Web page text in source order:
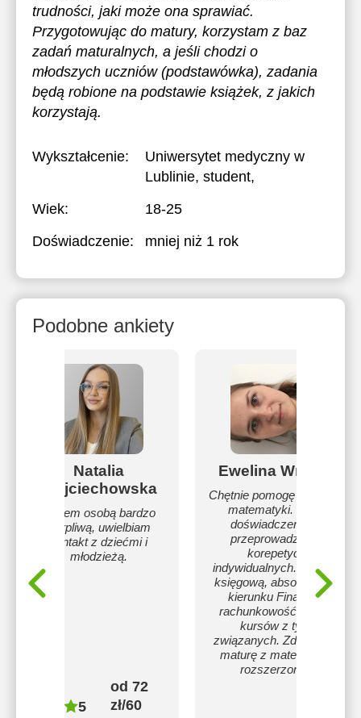
trudności, jaki może ona sprawiać.
Przygotowując do matury, korzystam z baz
zadań maturalnych, a jeśli chodzi o
młodszych uczniów (podstawówka), zadania
będą robione na podstawie książek, z jakich
korzystają.
Wykształcenie:
Uniwersytet medyczny w
Lublinie, student,
Wiek:
18-25
Doświadczenie:
mniej niż 1 rok
Podobne ankiety
Natalia
Wojciechowska
Jestem osobą bardzo
cierpliwą, uwielbiam
kontakt z dziećmi i
młodzieżą.
5
od 72
zł/60
Ewelina Wróbel
Chętnie pomogę w nauce
matematyki. Mam
doświadczenie w
przeprowadzaniu
korepetycji
indywidualnych. Jestem
księgową, absolwentką
kierunku Finanse i
rachunkowość i wielu
kursów z tym
związanych. Zdawałam
maturę z matematyki
rozszerzonej.